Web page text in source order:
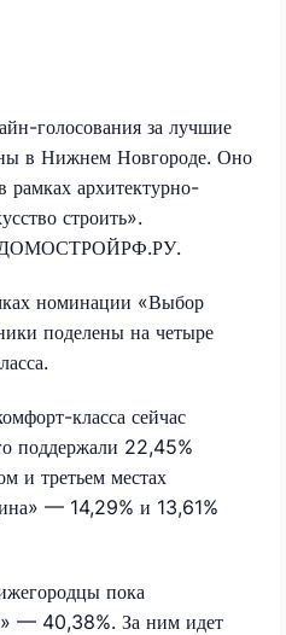
голосования за лучшие
в Нижнем Новгороде. Оно
рамках архитектурно-
строить».
ДОМОСТРОЙРФ.РУ.
номинации «Выбор
поделены на четыре
класса сейчас
поддержали 22,45%
и третьем местах
— 14,29% и 13,61%
пока
— 40,38%. За ним идет